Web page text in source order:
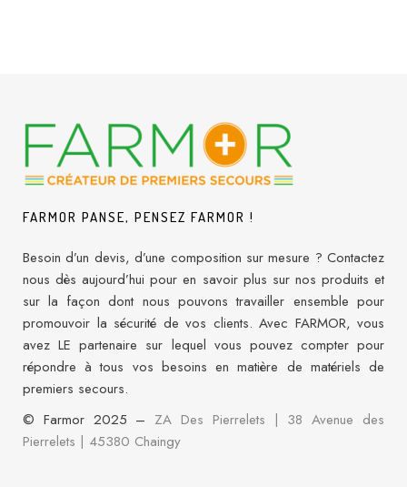
FARMOR PANSE, PENSEZ FARMOR !
Besoin d’un devis, d’une composition sur mesure ? Contactez
nous dès aujourd’hui pour en savoir plus sur nos produits et
sur la façon dont nous pouvons travailler ensemble pour
promouvoir la sécurité de vos clients. Avec FARMOR, vous
avez LE partenaire sur lequel vous pouvez compter pour
répondre à tous vos besoins en matière de matériels de
premiers secours.
© Farmor 2025 – ZA Des Pierrelets | 38 Avenue des
Pierrelets | 45380 Chaingy